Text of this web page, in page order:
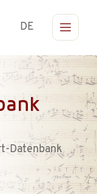
DE
Datenbank